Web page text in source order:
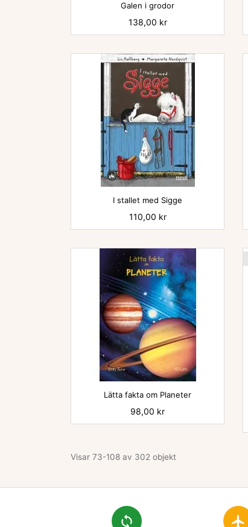
Galen i grodor
Pris
138,00 kr
I stallet med Sigge
Pris
110,00 kr
Lätta fakta om Planeter
Pris
98,00 kr
Visar 73-108 av 302 objekt
loop flight